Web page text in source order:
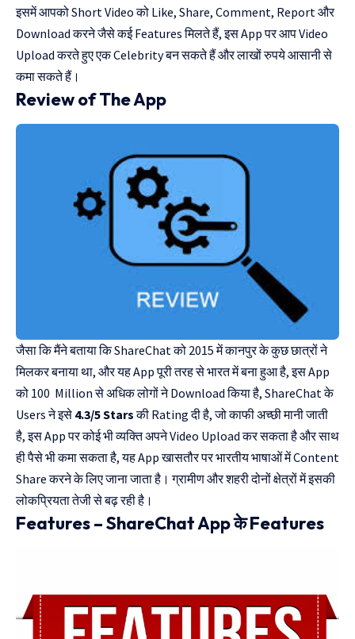
इसमें आपको Short Video को Like, Share, Comment, Report और
Download करने जैसे कई Features मिलते हैं, इस App पर आप Video
Upload करते हुए एक Celebrity बन सकते हैं और लाखों रुपये आसानी से
कमा सकते हैं।
Review of The App
जैसा कि मैंने बताया कि ShareChat को 2015 में कानपुर के कुछ छात्रों ने
मिलकर बनाया था, और यह App पूरी तरह से भारत में बना हुआ है, इस App
को 100 Million से अधिक लोगों ने Download किया है, ShareChat के
Users ने इसे 4.3/5 Starsकी Rating दी है, जो काफी अच्छी मानी जाती
है, इस App पर कोई भी व्यक्ति अपने Video Upload कर सकता है और साथ
ही पैसे भी कमा सकता है, यह App खासतौर पर भारतीय भाषाओं में Content
Share करने के लिए जाना जाता है। ग्रामीण और शहरी दोनों क्षेत्रों में इसकी
लोकप्रियता तेजी से बढ़ रही है।
Features – ShareChat App के Features